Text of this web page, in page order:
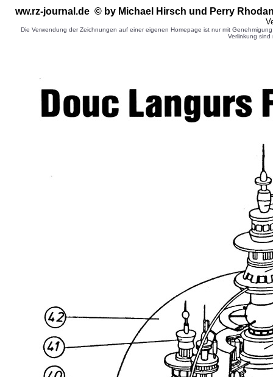
ww.rz-journal.de © by Michael Hirsch und Perry
Die Verwendung der Zeichnungen auf einer eigenen Homepage ist nur mit
Verlinkung sind